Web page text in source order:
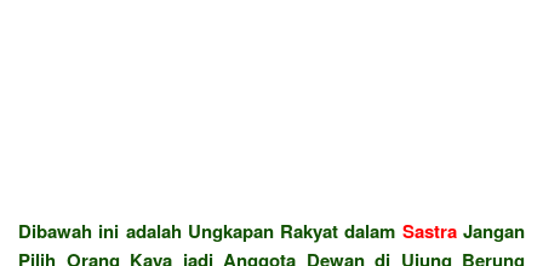
Dibawah ini adalah Ungkapan Rakyat dalam SastraJangan
Pilih Orang Kaya jadi Anggota Dewan di Ujung Berung